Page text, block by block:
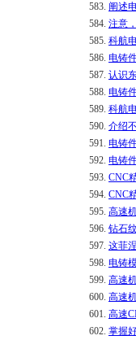
583. 阐述
584. 注意
585. 科航
586. 电铸
587. 认识
588. 电铸
589. 科航
590. 介绍
591. 电铸
592. 电铸
593. CNC
594. CNC
595. 高速
596. 钻石
597. 这菲
598. 电铸
599. 高速
600. 高速
601. 高速
602. 掌握